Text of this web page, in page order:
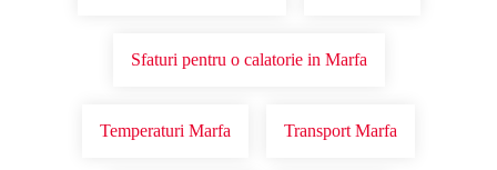
Sfaturi pentru o calatorie in Marfa
Temperaturi Marfa Transport Marfa